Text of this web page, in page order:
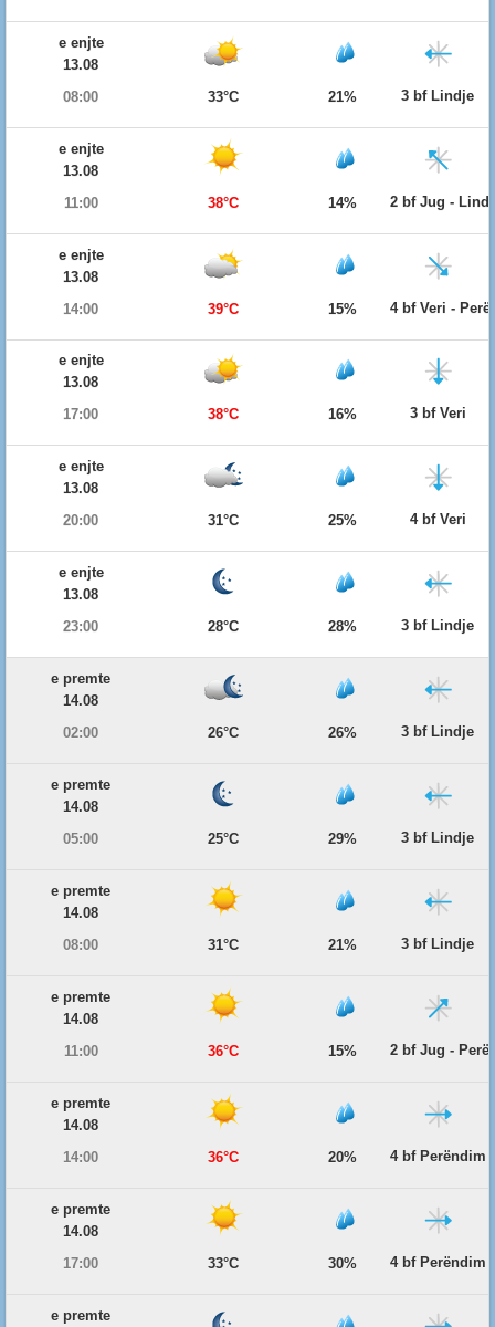
e enjte
13.08
08:00
33°C 21% 3 bf Lindje
e enjte
13.08
11:00
38°C 14% 2 bf Jug -
e enjte
13.08
14:00
39°C 15% 4 bf Veri -
e enjte
13.08
17:00
38°C 16% 3 bf Veri
e enjte
13.08
20:00
31°C 25% 4 bf Veri
e enjte
13.08
23:00
28°C 28% 3 bf Lindje
e premte
14.08
02:00
26°C 26% 3 bf Lindje
e premte
14.08
05:00
25°C 29% 3 bf Lindje
e premte
14.08
08:00
31°C 21% 3 bf Lindje
e premte
14.08
11:00
36°C 15% 2 bf Jug -
e premte
14.08
14:00
36°C 20% 4 bf Perëndim
e premte
14.08
17:00
33°C 30% 4 bf Perëndim
e premte